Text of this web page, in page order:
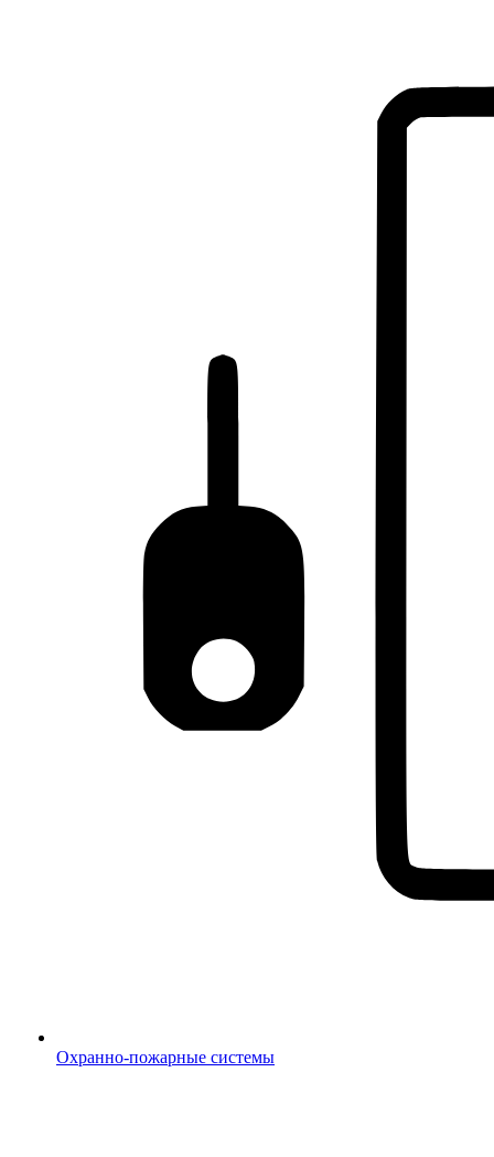
Охранно-пожарные системы